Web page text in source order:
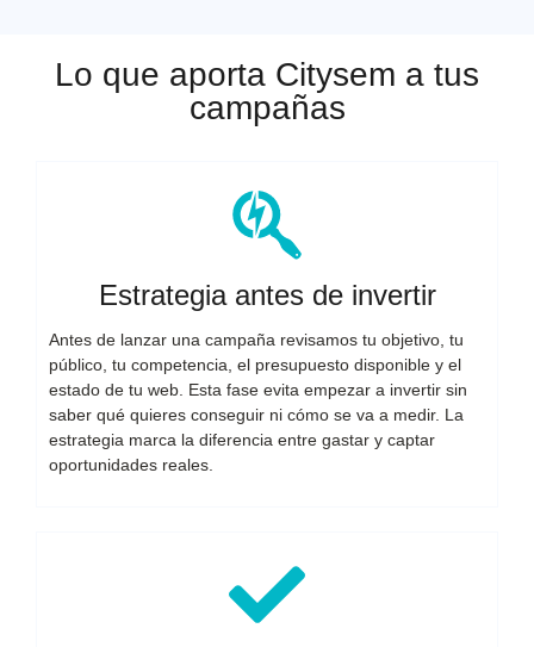
Lo que aporta Citysem a tus
campañas
Estrategia antes de invertir
Antes de lanzar una campaña revisamos tu objetivo, tu
público, tu competencia, el presupuesto disponible y el
estado de tu web. Esta fase evita empezar a invertir sin
saber qué quieres conseguir ni cómo se va a medir. La
estrategia marca la diferencia entre gastar y captar
oportunidades reales.